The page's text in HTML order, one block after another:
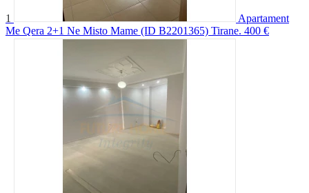
1
Apartament
Me Qera 2+1 Ne Misto Mame (ID B2201365) Tirane. 400 €